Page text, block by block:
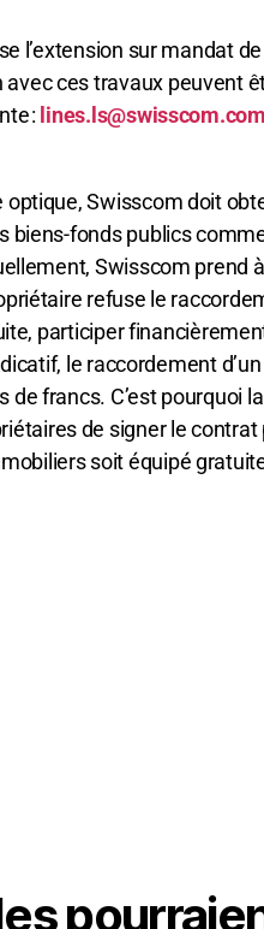
l’extension sur mandat de
ces travaux peuvent
: lines.ls@swisscom.com
Swisscom doit
biens-fonds publics
Swisscom prend
refuse le
participer
le raccordement
francs. C’est pourquoi
de signer le contrat
soit équipé